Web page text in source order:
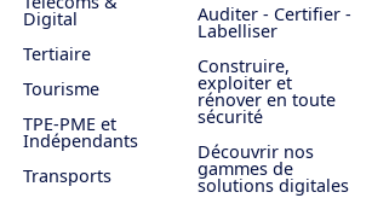
Digital
Tertiaire
Tourisme
TPE-PME et
Indépendants
Transports
Auditer - Certifier -
Labelliser
Construire,
exploiter et
rénover en toute
sécurité
Découvrir nos
gammes de
solutions digitales